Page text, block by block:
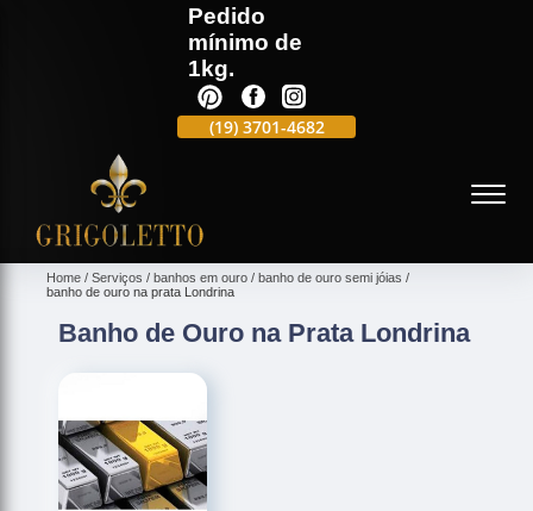
Pedido
mínimo de
1kg.
(19) 3701-4682 (19)
Home Serviços banhos em ouro
banho de ouro semi jóias
banho de ouro na prata Londrina
Banho de Ouro na Prata Londrina